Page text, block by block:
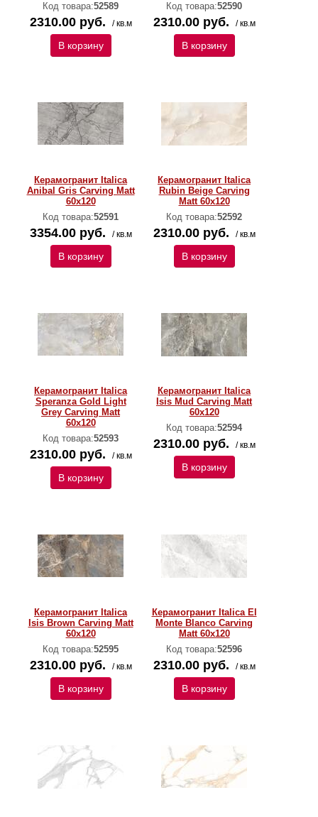
Код товара:52589
2310.00 руб. / кв.м
В корзину
Код товара:52590
2310.00 руб. / кв.м
В корзину
Керамогранит Italica
Anibal Gris Carving Matt
60x120
Код товара:52591
3354.00 руб. / кв.м
В корзину
Керамогранит Italica
Rubin Beige Carving
Matt 60x120
Код товара:52592
2310.00 руб. / кв.м
В корзину
Керамогранит Italica
Speranza Gold Light
Grey Carving Matt
60x120
Код товара:52593
2310.00 руб. / кв.м
В корзину
Керамогранит Italica
Isis Mud Carving Matt
60x120
Код товара:52594
2310.00 руб. / кв.м
В корзину
Керамогранит Italica
Isis Brown Carving Matt
60x120
Код товара:52595
2310.00 руб. / кв.м
В корзину
Керамогранит Italica El
Monte Blanco Carving
Matt 60x120
Код товара:52596
2310.00 руб. / кв.м
В корзину